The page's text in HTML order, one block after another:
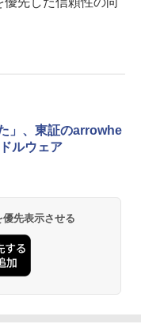
」、東証のarrowhe
ルウェア
先表示させる